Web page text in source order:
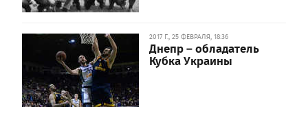
2017 Г., 25 ФЕВРАЛЯ, 18:36
Днепр – обладатель
Кубка Украины